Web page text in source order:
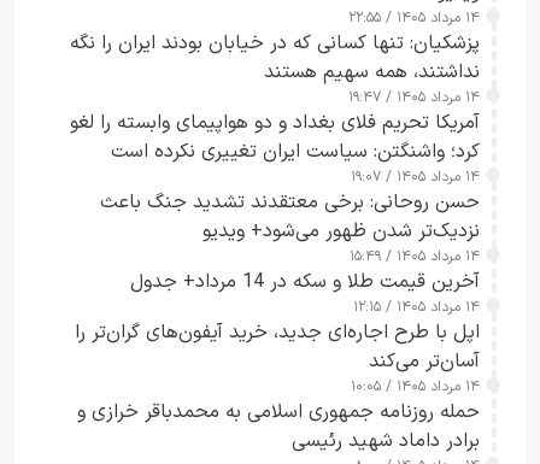
۱۴ مرداد ۱۴۰۵ / ۲۲:۵۵
پزشکیان: تنها کسانی که در خیابان بودند ایران را نگه
نداشتند، همه سهیم هستند
۱۴ مرداد ۱۴۰۵ / ۱۹:۴۷
آمریکا تحریم فلای بغداد و دو هواپیمای وابسته را لغو
کرد؛ واشنگتن: سیاست ایران تغییری نکرده است
۱۴ مرداد ۱۴۰۵ / ۱۹:۰۷
حسن روحانی: برخی معتقدند تشدید جنگ باعث
نزدیک‌تر شدن ظهور می‌شود+ ویدیو
۱۴ مرداد ۱۴۰۵ / ۱۵:۴۹
آخرین قیمت طلا و سکه در 14 مرداد+ جدول
۱۴ مرداد ۱۴۰۵ / ۱۲:۱۵
اپل با طرح اجاره‌ای جدید، خرید آیفون‌های گران‌تر را
آسان‌تر می‌کند
۱۴ مرداد ۱۴۰۵ / ۱۰:۰۵
حمله روزنامه جمهوری اسلامی به محمدباقر خرازی و
برادر داماد شهید رئیسی